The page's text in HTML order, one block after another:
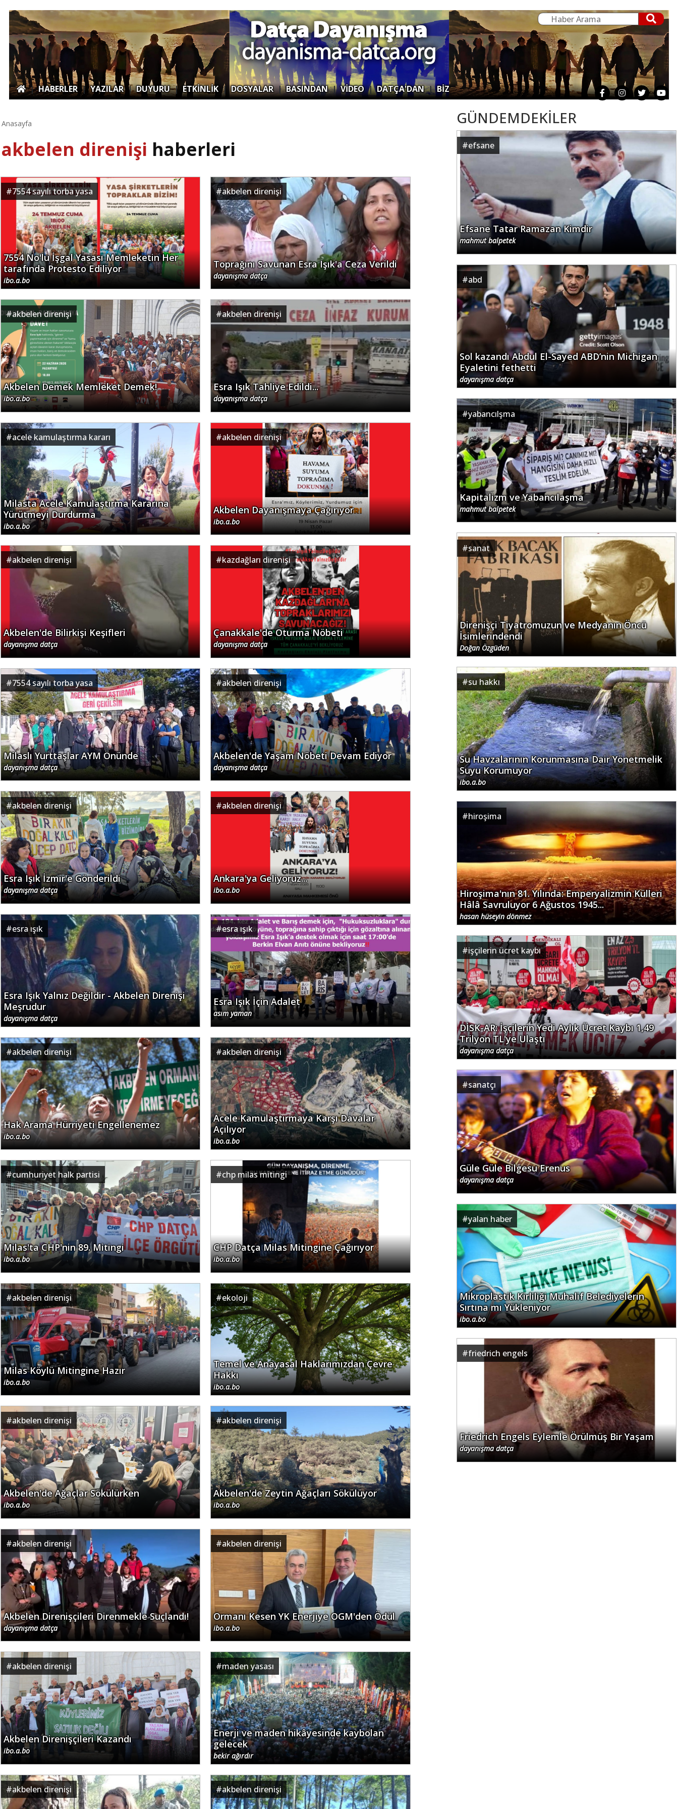
|HABERLER|YAZILAR|DUYURU| ETKİNLİK |DOSYALAR|BASINDAN|VİDEO|DATÇA'DAN|BİZ
Anasayfa
akbelen direnişi haberleri
#7554 sayılı torba yasa
7554 No'lu İşgal Yasası Memleketin Her
tarafında Protesto Ediliyor
ibo.a.bo
#akbelen direnişi
Toprağını Savunan Esra Işık'a Ceza Verildi
dayanışma datça
#akbelen direnişi
Akbelen Demek Memleket Demek!
ibo.a.bo
#akbelen direnişi
Esra Işık Tahliye Edildi...
dayanışma datça
#acele kamulaştırma kararı
Milasta Acele Kamulaştırma Kararına
Yürütmeyi Durdurma
ibo.a.bo
#akbelen direnişi
Akbelen Dayanışmaya Çağırıyor
ibo.a.bo
#akbelen direnişi
Akbelen'de Bilirkişi Keşifleri
dayanışma datça
#kazdağları direnişi
Çanakkale'de Oturma Nöbeti
dayanışma datça
#7554 sayılı torba yasa
Milaslı Yurttaşlar AYM Önünde
dayanışma datça
#akbelen direnişi
Akbelen'de Yaşam Nöbeti Devam Ediyor
dayanışma datça
#akbelen direnişi
Esra Işık İzmir'e Gönderildi
dayanışma datça
#akbelen direnişi
Ankara'ya Geliyoruz...
ibo.a.bo
#esra ışık
Esra Işık Yalnız Değildir - Akbelen Direnişi
Meşrudur
dayanışma datça
#esra ışık
Esra Işık İçin Adalet
asım yaman
#akbelen direnişi
Hak Arama Hürriyeti Engellenemez
ibo.a.bo
#akbelen direnişi
Acele Kamulaştırmaya Karşı Davalar
Açılıyor
ibo.a.bo
#cumhuriyet halk partisi
Milas'ta CHP'nin 89. Mitingi
ibo.a.bo
#chp milas mitingi
CHP Datça Milas Mitingine Çağırıyor
ibo.a.bo
#akbelen direnişi
Milas Köylü Mitingine Hazır
ibo.a.bo
#ekoloji
Temel ve Anayasal Haklarımızdan Çevre
Hakkı
ibo.a.bo
#akbelen direnişi
Akbelen'de Ağaçlar Sökülürken
ibo.a.bo
#akbelen direnişi
Akbelen'de Zeytin Ağaçları Sökülüyor
ibo.a.bo
#akbelen direnişi
Akbelen Direnişçileri Direnmekle Suçlandı!
dayanışma datça
#akbelen direnişi
Ormanı Kesen YK Enerjiye OGM'den Ödül
ibo.a.bo
#akbelen direnişi
Akbelen Direnişçileri Kazandı
ibo.a.bo
#maden yasası
Enerji ve maden hikâyesinde kaybolan
gelecek
bekir ağırdır
#akbelen direnişi #akbelen direnişi
GÜNDEMDEKİLER
#efsane
Efsane Tatar Ramazan Kimdir
mahmut balpetek
#abd
Sol kazandı Abdul El-Sayed ABD’nin Michigan
Eyaletini fethetti
dayanışma datça
#yabancılşma
Kapitalizm ve Yabancılaşma
mahmut balpetek
#sanat
Direnişçi Tiyatromuzun ve Medyanın Öncü
İsimlerindendi
Doğan Özgüden
#su hakkı
Su Havzalarının Korunmasına Dair Yönetmelik
Suyu Korumuyor
ibo.a.bo
#hiroşima
Hiroşima'nın 81. Yılında: Emperyalizmin Külleri
Hâlâ Savruluyor 6 Ağustos 1945...
hasan hüseyin dönmez
#işçilerin ücret kaybı
DİSK-AR: İşçilerin Yedi Aylık Ücret Kaybı 1,49
Trilyon TL'ye Ulaştı
dayanışma datça
#sanatçı
Güle Güle Bilgesu Erenus
dayanışma datça
#yalan haber
Mikroplastik Kirliliği Muhalif Belediyelerin
Sırtına mı Yükleniyor
ibo.a.bo
#friedrich engels
Friedrich Engels Eylemle Örülmüş Bir Yaşam
dayanışma datça